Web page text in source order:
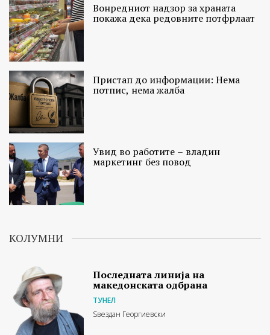
Вонредниот надзор за храната
покажа дека редовните потфрлаат
Пристап до информации: Нема
потпис, нема жалба
Увид во работите – владин
маркетинг без повод
КОЛУМНИ
Последната линија на
македонската одбрана
ТУНЕЛ
Ѕвездан Георгиевски